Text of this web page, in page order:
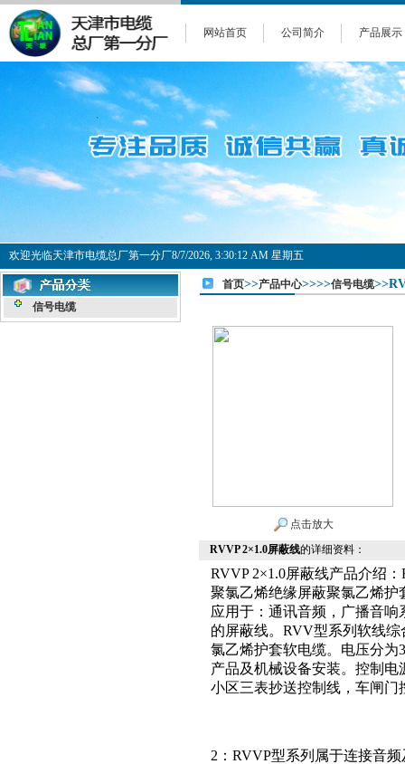
网站首页 公司简介 产品展示
欢迎光临天津市电缆总厂第一分厂8/7/2026, 3:30:12 AM 星期五
信号电缆
首页>>产品中心>>>>信号电缆
点击放大
RVVP 2×1.0屏蔽线的详细资料：
RVVP 2×1.0屏蔽线产品介绍
聚氯乙烯绝缘屏蔽聚氯乙烯
应用于：通讯音频，广播音
的屏蔽线。RVV型系列软线
氯乙烯护套软电缆。电压分为
产品及机械设备安装。控制
小区三表抄送控制线，车闸门
2：RVVP型系列属于连接音